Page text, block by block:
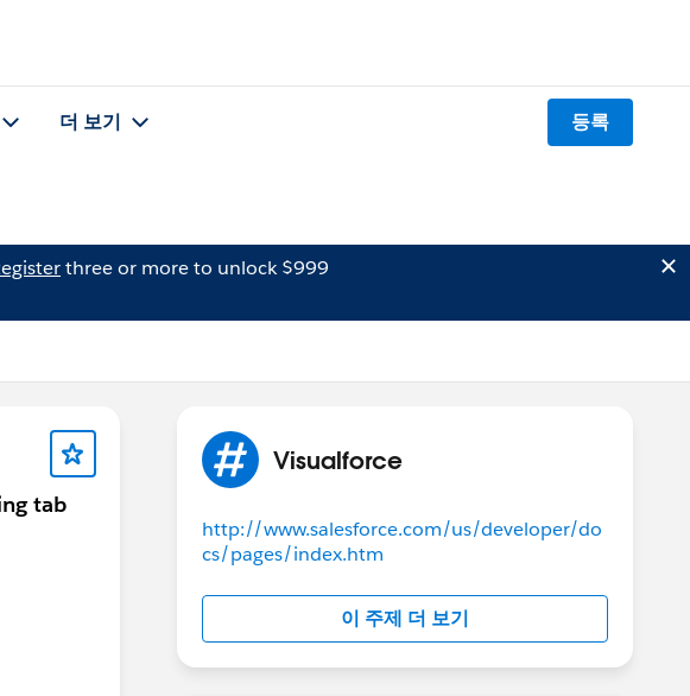
더 보기 등록
three or more to unlock $999
tab
Visualforce
http://www.salesforce.com/us/developer/do
cs/pages/index.htm
이 주제 더 보기